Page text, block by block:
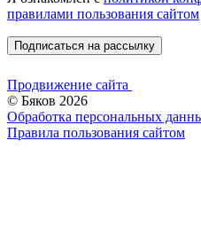
правилами пользования сайтом
Подписаться на рассылку
Продвижение сайта
© Бяков 2026
Обработка персональных
Правила пользования сайтом